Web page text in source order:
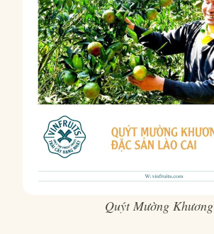
Quýt Mường Khương